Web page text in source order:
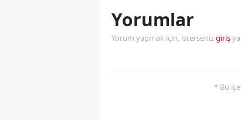
Yorumlar
Yorum yapmak için, istersenizgiriş
* Bu